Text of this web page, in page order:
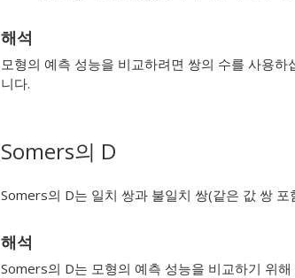
해석
모형의 예측 성능을 비교하려면 쌍의 수를 사용
니다.
Somers의 D
Somers의 D는 일치 쌍과 불일치 쌍(같은 값 쌍
해석
Somers의 D는 모형의 예측 성능을 비교하기 위